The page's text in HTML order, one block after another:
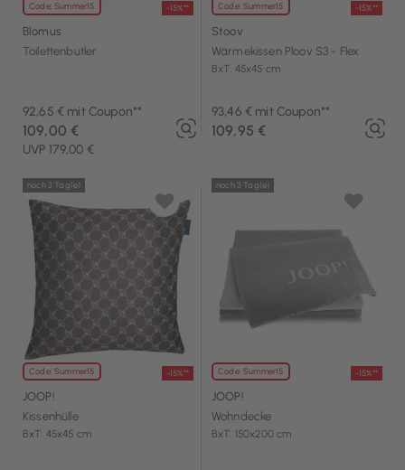
Code: Summer15 -15%**
Blomus
Toilettenbutler
92,65 € mit Coupon**
UVP 179,00 €
109,00 €
Code: Summer15 -15%**
Stoov
Wärmekissen Ploov S3 - Flex
BxT: 45x45 cm
93,46 € mit Coupon**
109,95 €
Code: Summer15 -15%**
noch 3 Tag(e)
JOOP!
Kissenhülle
BxT: 45x45 cm
Code: Summer15 -15%**
noch 3 Tag(e)
JOOP!
Wohndecke
BxT: 150x200 cm